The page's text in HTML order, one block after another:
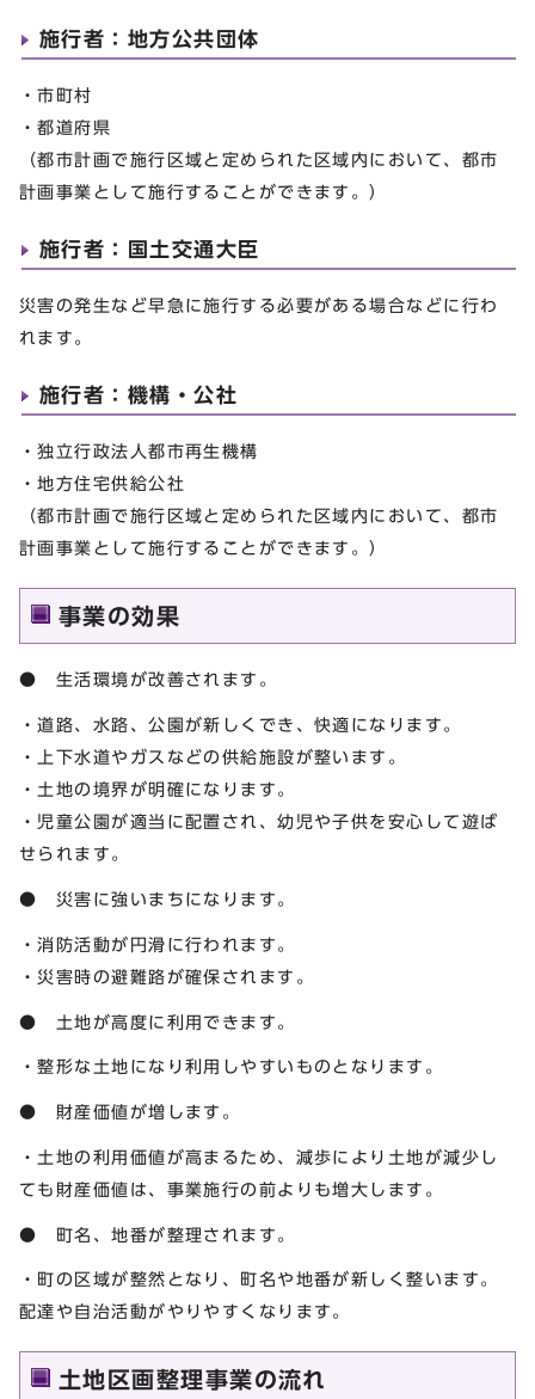
施行者：地方公共団体
・市町村
・都道府県
（都市計画で施行区域と定められた区域内において、都市
計画事業として施行することができます。）
施行者：国土交通大臣
災害の発生など早急に施行する必要がある場合などに行わ
れます。
施行者：機構・公社
・独立行政法人都市再生機構
・地方住宅供給公社
（都市計画で施行区域と定められた区域内において、都市
計画事業として施行することができます。）
事業の効果
● 生活環境が改善されます。
・道路、水路、公園が新しくでき、快適になります。
・上下水道やガスなどの供給施設が整います。
・土地の境界が明確になります。
・児童公園が適当に配置され、幼児や子供を安心して遊ば
せられます。
● 災害に強いまちになります。
・消防活動が円滑に行われます。
・災害時の避難路が確保されます。
● 土地が高度に利用できます。
・整形な土地になり利用しやすいものとなります。
● 財産価値が増します。
・土地の利用価値が高まるため、減歩により土地が減少し
ても財産価値は、事業施行の前よりも増大します。
● 町名、地番が整理されます。
・町の区域が整然となり、町名や地番が新しく整います。
配達や自治活動がやりやすくなります。
土地区画整理事業の流れ